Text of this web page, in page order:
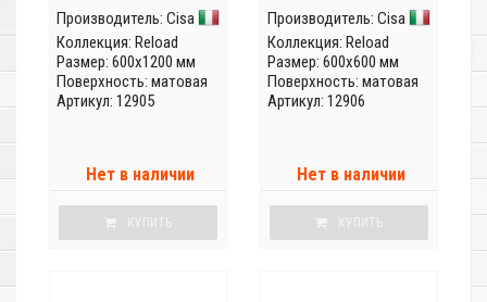
Производитель: Cisa
Коллекция: Reload
Размер: 600x1200 мм
Поверхность: матовая
Артикул: 12905
Нет в наличии
КУПИТЬ
Производитель: Cisa
Коллекция: Reload
Размер: 600x600 мм
Поверхность: матовая
Артикул: 12906
Нет в наличии
КУПИТЬ